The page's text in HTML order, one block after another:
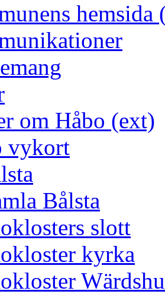
hemsida
om Håbo (ext)
vykort
Bålsta
slott
kyrka